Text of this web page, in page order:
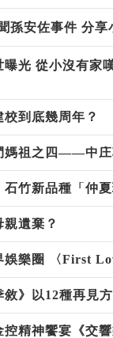
孫安佐事件 分享
曝光 從小沒有家
到底幾周年？
媽祖之四——中庄
遺棄？